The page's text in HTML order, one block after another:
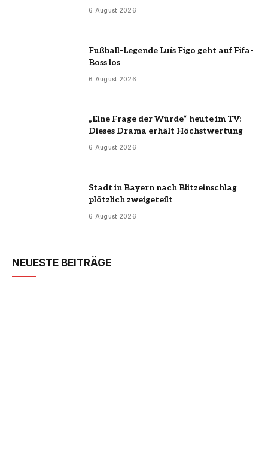
6 August 2026
Fußball-Legende Luís Figo geht auf Fifa-
Boss los
6 August 2026
„Eine Frage der Würde“ heute im TV:
Dieses Drama erhält Höchstwertung
6 August 2026
Stadt in Bayern nach Blitzeinschlag
plötzlich zweigeteilt
6 August 2026
NEUESTE BEITRÄGE